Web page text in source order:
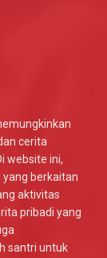
cerita
website ini,
berkaitan
aktivitas
pribadi yang
santri untuk